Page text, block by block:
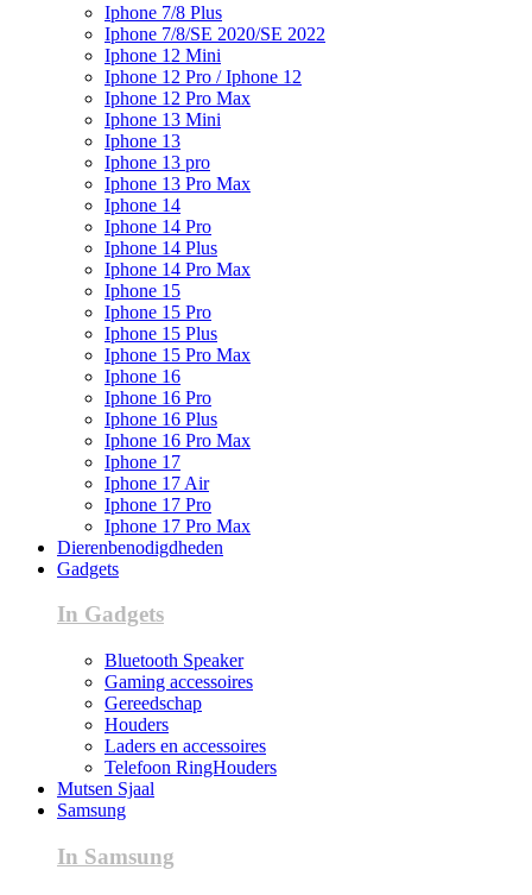
Iphone 7/8 Plus
Iphone 7/8/SE 2020/SE 2022
Iphone 12 Mini
Iphone 12 Pro / Iphone 12
Iphone 12 Pro Max
Iphone 13 Mini
Iphone 13
Iphone 13 pro
Iphone 13 Pro Max
Iphone 14
Iphone 14 Pro
Iphone 14 Plus
Iphone 14 Pro Max
Iphone 15
Iphone 15 Pro
Iphone 15 Plus
Iphone 15 Pro Max
Iphone 16
Iphone 16 Pro
Iphone 16 Plus
Iphone 16 Pro Max
Iphone 17
Iphone 17 Air
Iphone 17 Pro
Iphone 17 Pro Max
Dierenbenodigdheden
Gadgets
In Gadgets
Bluetooth Speaker
Gaming accessoires
Gereedschap
Houders
Laders en accessoires
Telefoon RingHouders
Mutsen Sjaal
Samsung
In Samsung